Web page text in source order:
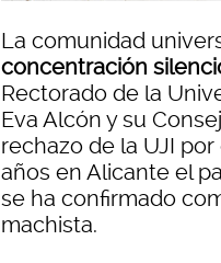
La comunidad
concentración
Rectorado de la
Eva Alcón y su
rechazo de la UJI
años en Alicante el
se ha confirmado
machista.